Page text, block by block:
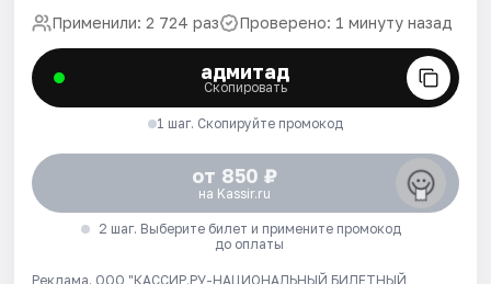
Применили: 2 724 раз Проверено: 1 минуту назад
адмитад
Скопировать
1 шаг. Скопируйте промокод
от 850 ₽
на Kassir.ru
2 шаг. Выберите билет и примените промокод
до оплаты
Реклама. ООО "КАССИР.РУ-НАЦИОНАЛЬНЫЙ БИЛЕТНЫЙ